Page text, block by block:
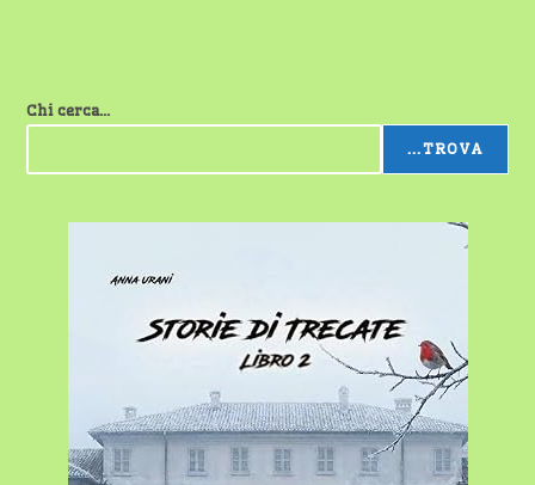
Chi cerca...
...TROVA